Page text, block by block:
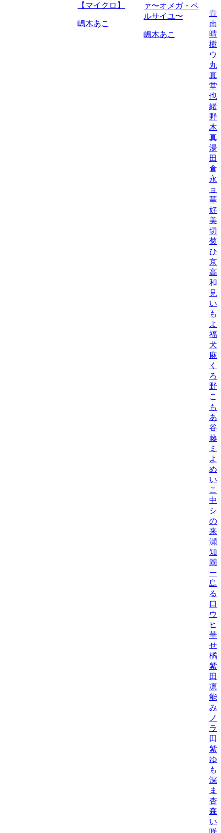
【マイクロ】
嶋木あこ
ァ〜オメガ・ベ
ルサイユ〜
嶋木あこ
青
南/
晴
樹
ウ
丸
真
堂
也/
緒
野
木
真
湯
田
倉
永
ョ
華
好
美
切
菊
ひ
京
高
和
見
い
も
よ
福
犬
麻
く
ろ
野
こ
も
あ
谷
藤
ミ
よ
め
い
こ
中
シ
の
来/
瀬
知/
岡
ー
島
る
口
ウ
ヒ
華
せ
橘
紫
田
凛/
能
み/
ノ
ラ
田
紫
ゆ
も
深
ま
杏/
森
い